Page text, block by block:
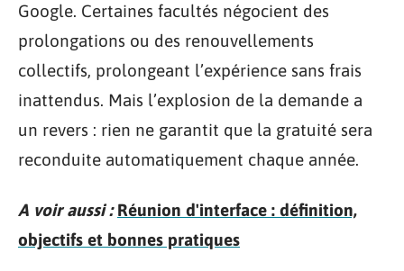
Google. Certaines facultés négocient des
prolongations ou des renouvellements
collectifs, prolongeant l’expérience sans frais
inattendus. Mais l’explosion de la demande a
un revers : rien ne garantit que la gratuité sera
reconduite automatiquement chaque année.
A voir aussi : Réunion d'interface : définition,
objectifs et bonnes pratiques